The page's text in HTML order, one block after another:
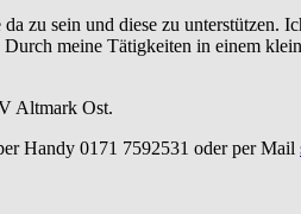
zu sein und diese zu unterstützen.
meine Tätigkeiten in einem
Altmark Ost.
Handy 0171 7592531 oder per Mail